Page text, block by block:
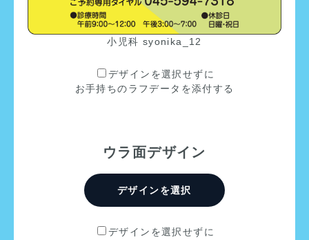
小児科 syonika_12
デザインを選択せずに
お手持ちのラフデータを添付する
ウラ面デザイン
デザインを選択
デザインを選択せずに